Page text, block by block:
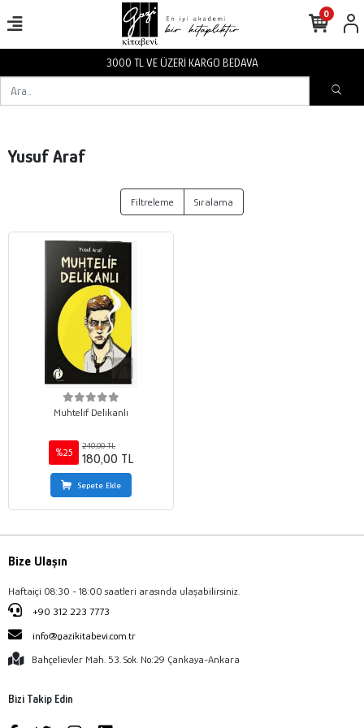
3000 TL VE ÜZERİ KARGO BEDAVA
0
Yusuf Araf
Filtreleme Sıralama
Muhtelif Delikanlı
%25
240,00 TL
180,00 TL
Sepete Ekle
Bize Ulaşın
Haftaiçi 08:30 - 18:00 saatleri arasında ulaşabilirsiniz.
+90 312 223 7773
info@gazikitabevi.com.tr
Bahçelievler Mah. 53. Sok. No:29 Çankaya-Ankara
Bizi Takip Edin